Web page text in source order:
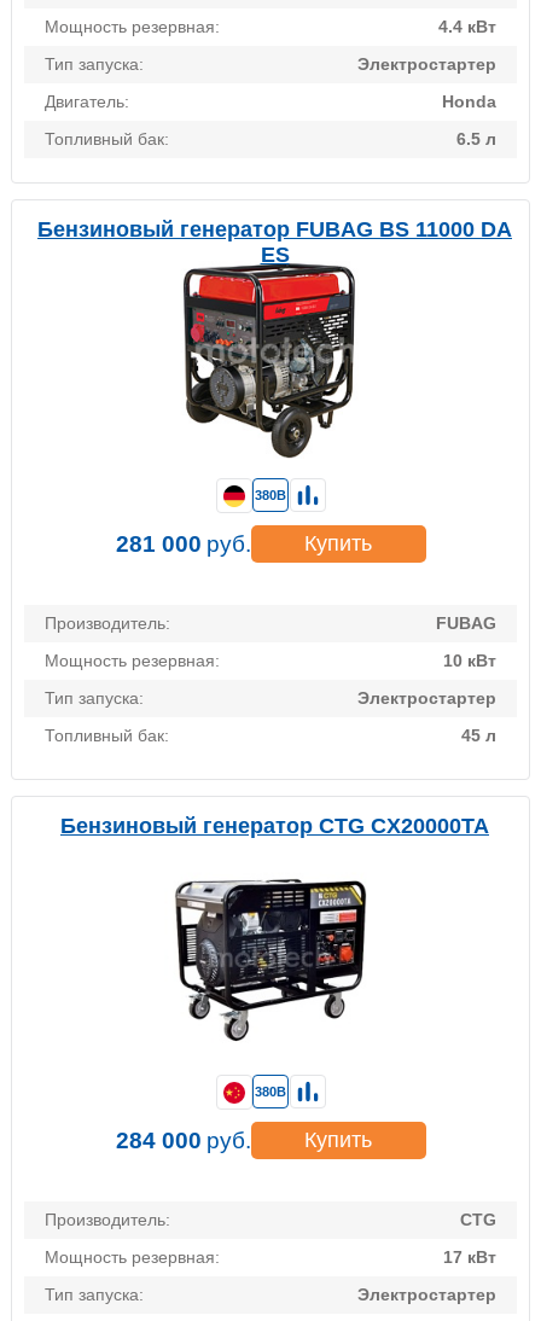
Мощность резервная:
4.4 кВт
Тип запуска:
Электростартер
Двигатель:
Honda
Топливный бак:
6.5 л
Бензиновый генератор FUBAG BS 11000 DA
ES
Производитель:
FUBAG
Мощность резервная:
10 кВт
Тип запуска:
Электростартер
Топливный бак:
45 л
380В
281 000 руб. Купить
Бензиновый генератор CTG CX20000TA
Производитель:
CTG
Мощность резервная:
17 кВт
Тип запуска:
Электростартер
380В
284 000 руб. Купить